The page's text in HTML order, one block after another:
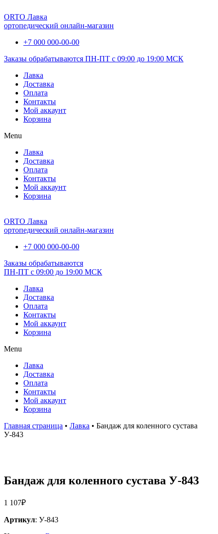
ORTO Лавка
ортопедический онлайн-магазин
+7 000 000-00-00
Заказы обрабатываются ПН-ПТ с 09:00 до 19:00 МСК
Лавка
Доставка
Оплата
Контакты
Мой аккаунт
Корзина
Menu
Лавка
Доставка
Оплата
Контакты
Мой аккаунт
Корзина
ORTO Лавка
ортопедический онлайн-магазин
+7 000 000-00-00
Заказы обрабатываются
ПН-ПТ с 09:00 до 19:00 МСК
Лавка
Доставка
Оплата
Контакты
Мой аккаунт
Корзина
Menu
Лавка
Доставка
Оплата
Контакты
Мой аккаунт
Корзина
Главная страница • Лавка • Бандаж для коленного сустава
У-843
Бандаж для коленного сустава У-843
1 107₽
Артикул: У-843